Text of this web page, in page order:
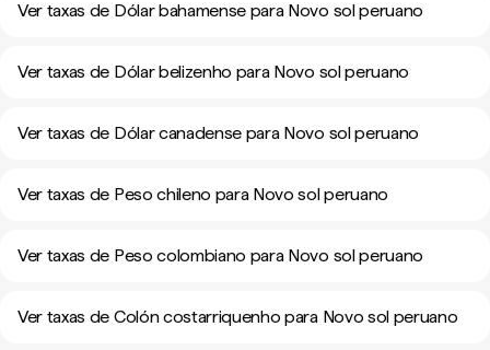
Ver taxas de Dólar bahamense para Novo sol peruano
Ver taxas de Dólar belizenho para Novo sol peruano
Ver taxas de Dólar canadense para Novo sol peruano
Ver taxas de Peso chileno para Novo sol peruano
Ver taxas de Peso colombiano para Novo sol peruano
Ver taxas de Colón costarriquenho para Novo sol peruano